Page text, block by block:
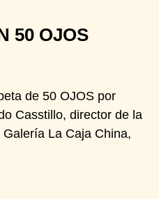
50 OJOS
de 50 OJOS por
Casstillo, director de la
La Caja China,